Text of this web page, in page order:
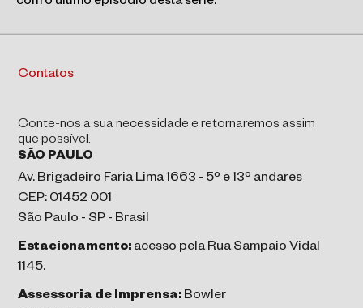
Contatos
Conte-nos a sua necessidade e retornaremos assim
que possível.
SÃO PAULO
Av. Brigadeiro Faria Lima 1663 - 5º e 13º andares
CEP: 01452 001
São Paulo - SP - Brasil
Estacionamento: acesso pela Rua Sampaio Vidal
1145.
Assessoria de Imprensa: Bowler